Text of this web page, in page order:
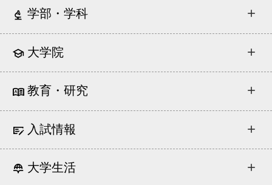
学部・学科
大学院
教育・研究
入試情報
大学生活